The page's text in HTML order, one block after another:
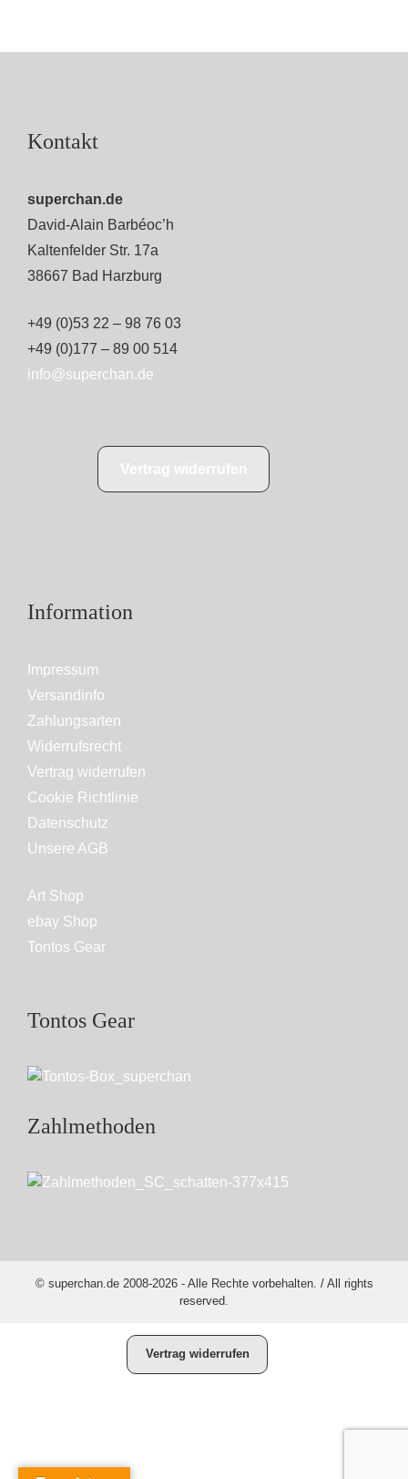
Kontakt
superchan.de
David-Alain Barbéoc’h
Kaltenfelder Str. 17a
38667 Bad Harzburg
+49 (0)53 22 – 98 76 03
+49 (0)177 – 89 00 514
info@superchan.de
Information
Impressum
Versandinfo
Zahlungsarten
Widerrufsrecht
Vertrag widerrufen
Cookie Richtlinie
Datenschutz
Unsere AGB
Art Shop
ebay Shop
Tontos Gear
Tontos Gear
Zahlmethoden
© superchan.de 2008-2026 - Alle Rechte vorbehalten. / All rights
reserved.
Vertrag widerrufen